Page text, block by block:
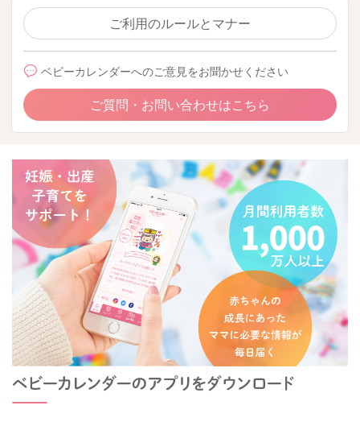
ご利用のルールとマナー
ベビーカレンダーへのご意見をお聞かせください
ご質問・お問い合わせはこちら